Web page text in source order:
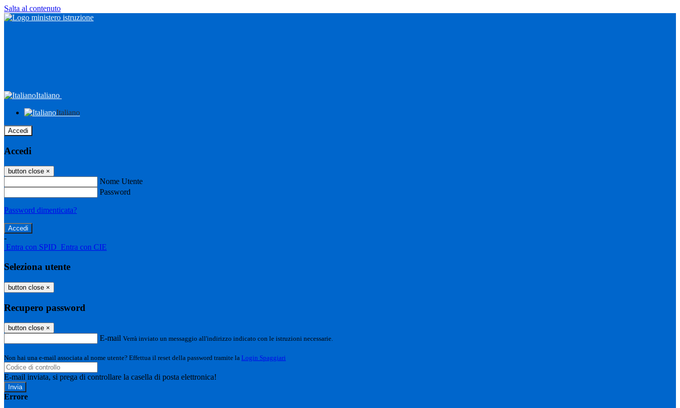
Salta al contenuto
Italiano
Italiano
Accedi
Accedi
button close ×
Nome Utente
Password
Password dimenticata?
-
Entra con SPID Entra con CIE
Seleziona utente
button close ×
Recupero password
button close ×
E-mail Verrà inviato un messaggio all'indirizzo indicato con le istruzioni necessarie.
Non hai una e-mail associata al nome utente? Effettua il reset della password tramite la Login Spaggiari
E-mail inviata, si prega di controllare la casella di posta elettronica!
Errore